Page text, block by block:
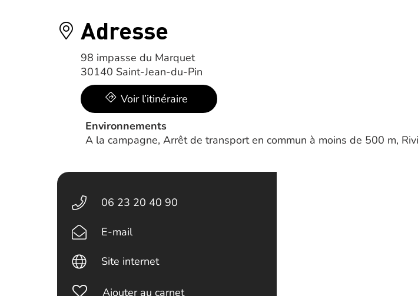
Adresse
98 impasse du Marquet
30140 Saint-Jean-du-Pin
Voir l’itinéraire
Environnements
A la campagne, Arrêt de transport en commun à moins de 500 m,
06 23 20 40 90
E-mail
Site internet
Ajouter au carnet